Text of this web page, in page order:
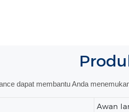
dapat membantu Anda
Awan